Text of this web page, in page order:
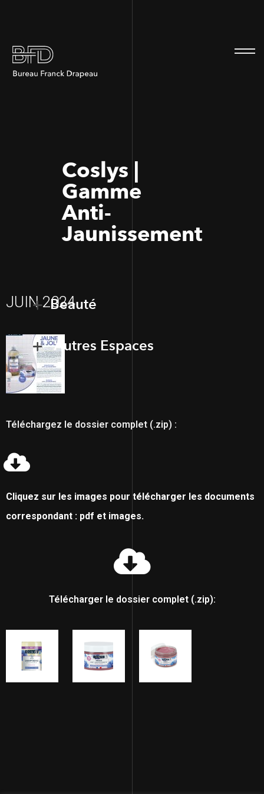
Coslys |
Gamme
Anti-
Jaunissement
JUIN 2024
Beauté
Autres Espaces
Téléchargez le dossier complet (.zip) :
Cliquez sur les images pour télécharger les documents
correspondant : pdf et images.
Télécharger le dossier complet (.zip):